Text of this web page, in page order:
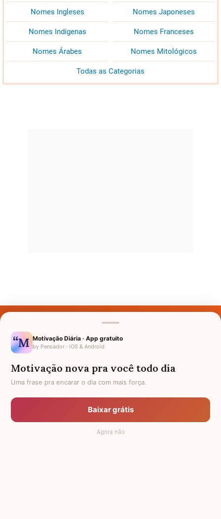
Nomes Ingleses Nomes Japoneses
Nomes Indígenas Nomes Franceses
Nomes Árabes Nomes Mitológicos
Todas as Categorias
Nomes pelo Mundo
Política de Privacidade
Anuncie
Termos de Uso
Motivação Diária · App gratuito
by Pensador · iOS & Android
Motivação nova pra você todo dia
Uma frase pra encarar o dia com mais força.
Baixar grátis
Agora não